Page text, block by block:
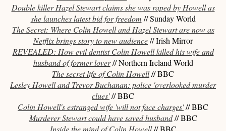
Double killer Hazel Stewart claims she was raped by Howell as
she launches latest bid for freedom // Sunday World
The Secret: Where Colin Howell and Hazel Stewart are now as
Netflix brings story to new audience// Irish Mirror
REVEALED: How evil dentist Colin Howell killed his wife and
husband of former lover// Northern Ireland World
The secret life of Colin Howell// BBC
Lesley Howell and Trevor Buchanan: police 'overlooked murder
clues'// BBC
Colin Howell's estranged wife 'will not face charges'// BBC
Murderer Stewart could have saved husband// BBC
По вопросам рекламы:
gonchukova.m@yandex.ru
(Мария)